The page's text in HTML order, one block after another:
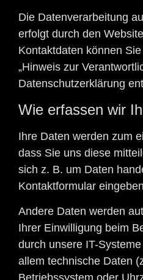
Die Datenverarbeitung
erfolgt durch den
Kontaktdaten können
„Hinweis zur
Datenschutzerklärung
Wie erfassen wir
Ihre Daten werden zum
dass Sie uns diese
sich z. B. um Daten
Kontaktformular
Andere Daten werden
Ihrer Einwilligung beim
durch unsere IT-
allem technische Daten